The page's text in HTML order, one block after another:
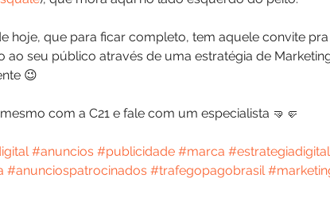
hoje, que para ficar completo, tem aquele convite
ao seu público através de uma estratégia de
😉
com a C21 e fale com um especialista 🤜🤛
#anuncios #publicidade #marca #estrategiadigital
#anunciospatrocinados #trafegopagobrasil